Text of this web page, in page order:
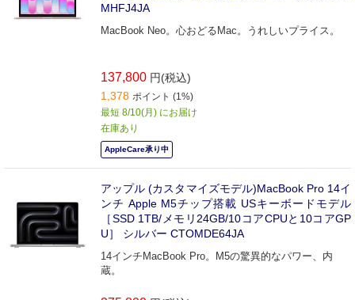
MHFJ4JA
MacBook Neo。心おどるMac。うれしいプライス。
137,800 円(税込)
1,378 ポイント (1%)
最短 8/10(月) にお届け
在庫あり
AppleCare承り中
アップル (カスタマイズモデル)MacBook Pro 14イ
ンチ Apple M5チップ搭載 USキーボードモデル
［SSD 1TB/メモリ24GB/10コアCPUと10コアGP
U］ シルバー CTOMDE64JA
14インチMacBook Pro。M5の驚異的なパワー、内
蔵。